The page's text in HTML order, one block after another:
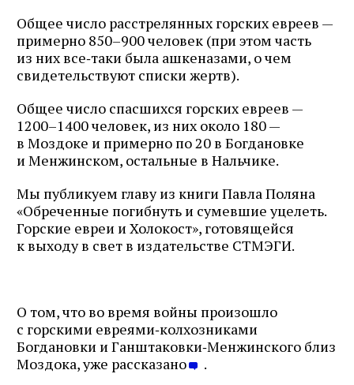
Общее число расстрелянных горских евреев —
примерно 850–900 человек (при этом часть
из них все‑таки была ашкеназами, о чем
свидетельствуют списки жертв).
Общее число спасшихся горских евреев —
1200–1400 человек, из них около 180 —
в Моздоке и примерно по 20 в Богдановке
и Менжинском, остальные в Нальчике.
Мы публикуем главу из книги Павла Поляна
«Обреченные погибнуть и сумевшие уцелеть.
Горские евреи и Холокост», готовящейся
к выходу в свет в издательстве СТМЭГИ.
О том, что во время войны произошло
с горскими евреями‑колхозниками
Богдановки и Ганштаковки‑Менжинского близ
Моздока, уже рассказано
.